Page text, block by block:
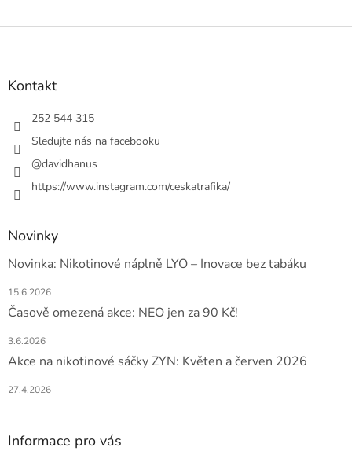
Z
Kontakt
252 544 315
Sledujte nás na facebooku
@davidhanus
https://www.instagram.com/ceskatrafika/
Novinky
Novinka: Nikotinové náplně LYO – Inovace bez tabáku
15.6.2026
Časově omezená akce: NEO jen za 90 Kč!
3.6.2026
Akce na nikotinové sáčky ZYN: Květen a červen 2026
27.4.2026
Informace pro vás